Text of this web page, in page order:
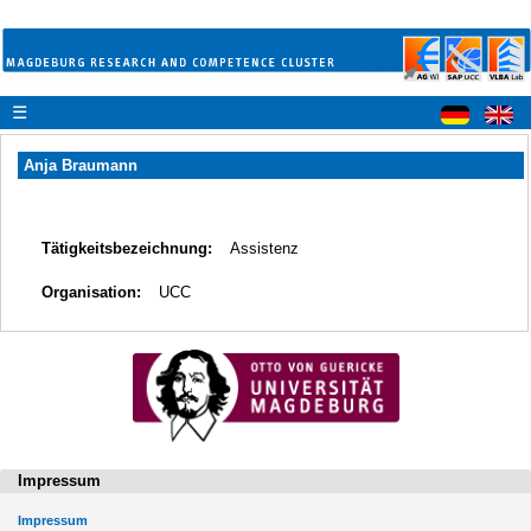
☰
Anja Braumann
Tätigkeitsbezeichnung: Assistenz
Organisation: UCC
Impressum
Impressum